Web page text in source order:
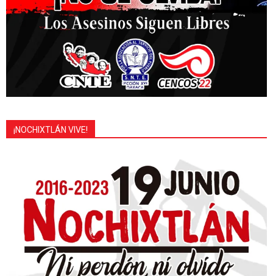
¡NOCHIXTLÁN VIVE!